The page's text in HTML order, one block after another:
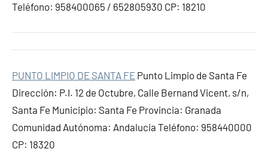
Teléfono: 958400065 / 652805930 CP: 18210
PUNTO LIMPIO DE SANTA FE Punto Limpio de Santa Fe
Dirección: P.I. 12 de Octubre, Calle Bernand Vicent, s/n,
Santa Fe Municipio: Santa Fe Provincia: Granada
Comunidad Autónoma: Andalucia Teléfono: 958440000
CP: 18320